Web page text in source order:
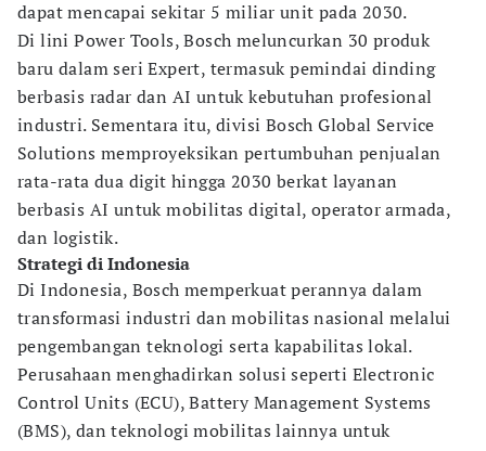
dapat mencapai sekitar 5 miliar unit pada 2030.
Di lini Power Tools, Bosch meluncurkan 30 produk
baru dalam seri Expert, termasuk pemindai dinding
berbasis radar dan AI untuk kebutuhan profesional
industri. Sementara itu, divisi Bosch Global Service
Solutions memproyeksikan pertumbuhan penjualan
rata-rata dua digit hingga 2030 berkat layanan
berbasis AI untuk mobilitas digital, operator armada,
dan logistik.
Strategi di Indonesia
Di Indonesia, Bosch memperkuat perannya dalam
transformasi industri dan mobilitas nasional melalui
pengembangan teknologi serta kapabilitas lokal.
Perusahaan menghadirkan solusi seperti Electronic
Control Units (ECU), Battery Management Systems
(BMS), dan teknologi mobilitas lainnya untuk